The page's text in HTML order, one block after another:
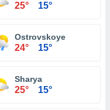
25° 15°
Ostrovskoye
24° 15°
Sharya
25° 15°